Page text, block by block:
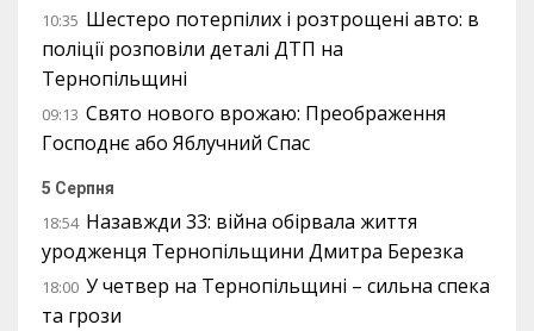
10:35 Шестеро потерпілих і розтрощені авто: в
поліції розповіли деталі ДТП на
Тернопільщині
09:13 Свято нового врожаю: Преображення
Господнє або Яблучний Спас
5 Серпня
18:54 Назавжди 33: війна обірвала життя
уродженця Тернопільщини Дмитра Березка
18:00 У четвер на Тернопільщині – сильна спека
та грози